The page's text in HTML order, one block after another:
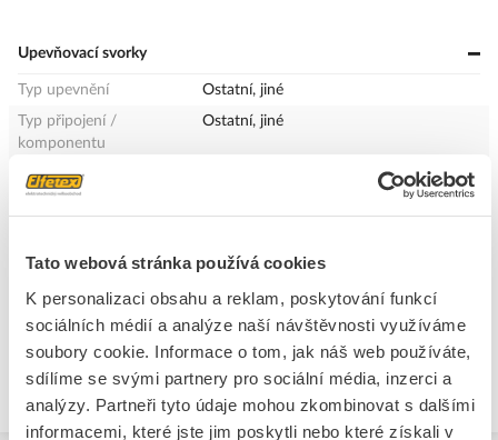
Tato webová stránka používá cookies
K personalizaci obsahu a reklam, poskytování funkcí
sociálních médií a analýze naší návštěvnosti využíváme
soubory cookie. Informace o tom, jak náš web používáte,
sdílíme se svými partnery pro sociální média, inzerci a
analýzy. Partneři tyto údaje mohou zkombinovat s dalšími
informacemi, které jste jim poskytli nebo které získali v
Upevňovací svorky
Typ upevnění
Ostatní, jiné
Typ připojení /
komponentu
Ostatní, jiné
Materiál
GPSR Details
Odpovědnost za produkt
WAPRO spol. s r.o.
Adresa: Olomoucká 113, 796 07 Držovice, Česká republika
Odpovědná osoba: Martin Hrubý
Telefon: 736 625 479